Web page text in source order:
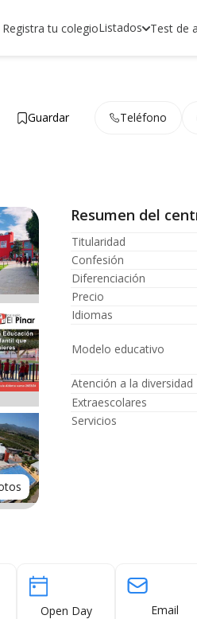
Registra tu colegioListados Test de
Guardar Teléfono
Resumen del
Titularidad
Confesión
Diferenciación
Precio
Idiomas
Modelo educativo
Atención a la diversidad
Extraescolares
Servicios
Open Day Email